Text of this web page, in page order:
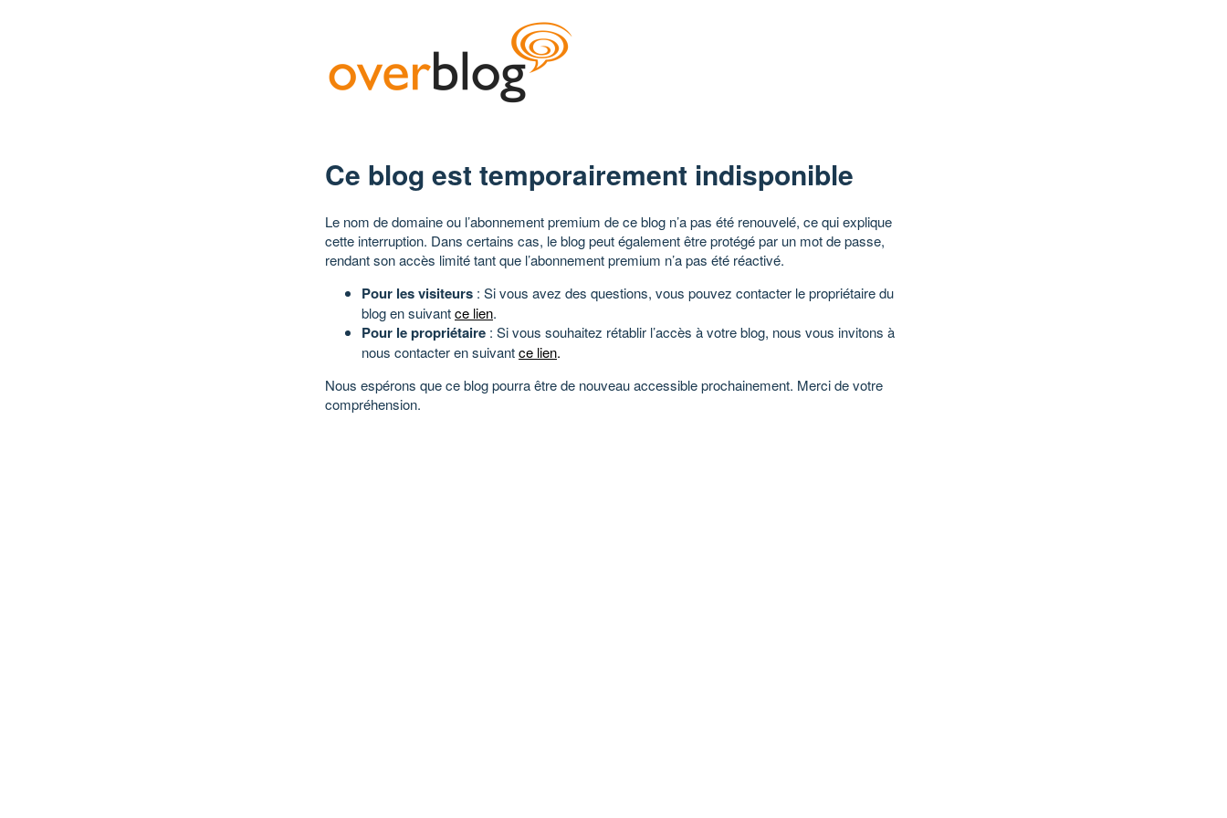
Ce blog est temporairement indisponible
Le nom de domaine ou l’abonnement premium de ce blog n’a pas été renouvelé, ce qui explique
cette interruption. Dans certains cas, le blog peut également être protégé par un mot de passe,
rendant son accès limité tant que l’abonnement premium n’a pas été réactivé.
Pour les visiteurs : Si vous avez des questions, vous pouvez contacter le propriétaire du
blog en suivantce lien.
Pour le propriétaire : Si vous souhaitez rétablir l’accès à votre blog, nous vous invitons à
nous contacter en suivantce lien.
Nous espérons que ce blog pourra être de nouveau accessible prochainement. Merci de votre
compréhension.